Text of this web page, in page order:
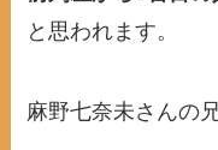
と思われます。
麻野七奈未さんの